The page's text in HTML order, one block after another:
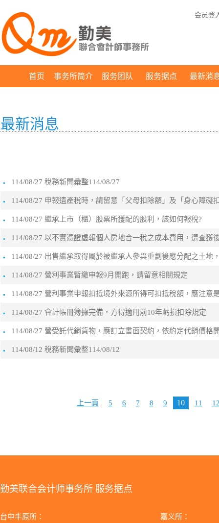
会员登
首页 事务所简介 服务团队 服务据点 最新消
最新消息
114/08/27 稅務新聞彙整114/08/27
114/08/27 申報遺產稅時，請留意「父母扣除額」及「身心障礙
114/08/27 繼承上市（櫃）股票所獲配的股利，該如何報稅?
114/08/27 以不實憑證虛報個人房地合一稅之成本費用，遭查獲
114/08/27 出售繼承取得屬於被繼承人參與重劃後應分配之土地
114/08/27 營利事業暫繳申報9月開跑，請留意相關規定
114/08/27 營利事業申報扣抵境外來源所得可扣抵稅額，應注意
114/08/27 會計帳冊簿據完備，方得適用前10年虧損扣除規定
114/08/27 營受託代銷貨物，應訂立書面契約，依約定代銷價格
114/08/12 稅務新聞彙整114/08/12
上一頁 5 6 7 8 9 10 11
勤美联合会计师事务所 服务据点
台中丰原所：
嘉义所：